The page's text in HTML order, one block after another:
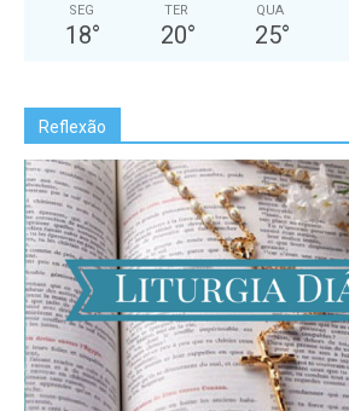
SEG
18°
TER
20°
QUA
25°
Reflexão